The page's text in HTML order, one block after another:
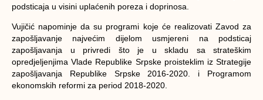
podsticaja u visini uplaćenih poreza i doprinosa.
Vujičić napominje da su programi koje će realizovati Zavod za
zapošljavanje najvećim dijelom usmjereni na podsticaj
zapošljavanja u privredi što je u skladu sa strateškim
opredjeljenjima Vlade Republike Srpske proisteklim iz Strategije
zapošljavanja Republike Srpske 2016-2020. i Programom
ekonomskih reformi za period 2018-2020.